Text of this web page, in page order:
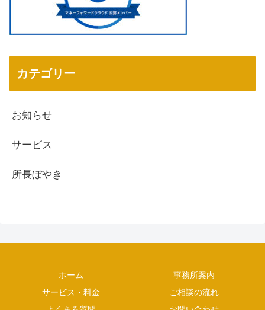
カテゴリー
お知らせ
サービス
所長ぼやき
ホーム
事務所案内
サービス・料金
ご相談の流れ